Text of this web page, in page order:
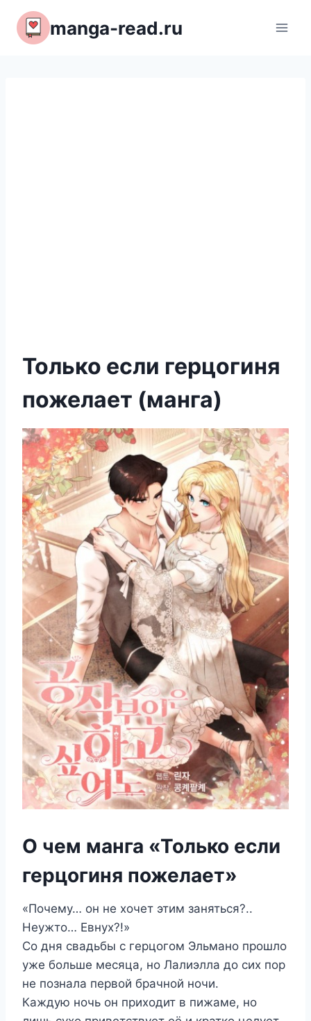
Перейти
содержимому
manga-read.ru
Только если герцогиня
пожелает (манга)
О чем манга «Только если
герцогиня пожелает»
«Почему… он не хочет этим заняться?..
Неужто… Евнух?!»
Со дня свадьбы с герцогом Эльмано прошло
уже больше месяца, но Лалиэлла до сих пор
не познала первой брачной ночи.
Каждую ночь он приходит в пижаме, но